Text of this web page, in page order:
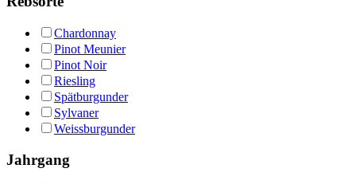
Chardonnay
Pinot Meunier
Pinot Noir
Riesling
Spätburgunder
Sylvaner
Weissburgunder
Jahrgang